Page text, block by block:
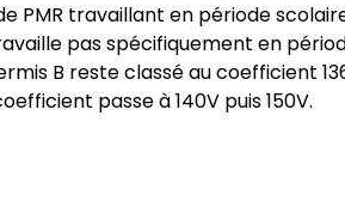
PMR travaillant en période
pas spécifiquement en
B reste classé au coefficient
passe à 140V puis 150V.